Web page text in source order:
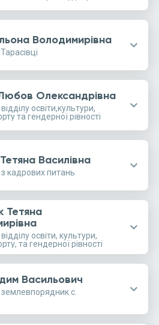
Володимирівна expand_more
Олександрівна
освіти,культури,
та гендерної рівності
expand_more
Василівна
з кадрових питань expand_more
Тетяна
освіти, культури,
та гендерної рівності
expand_more
Васильович
землевпорядник с.
expand_more